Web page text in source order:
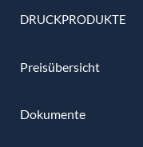
DRUCKPRODUKTE
Preisübersicht
Dokumente